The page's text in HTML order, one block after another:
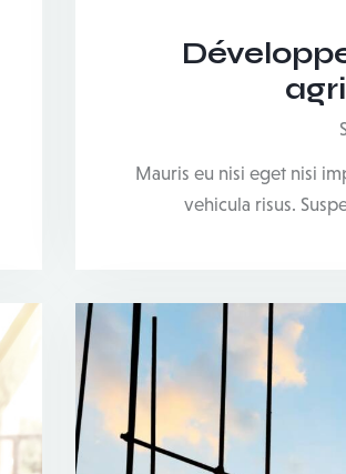
Mauris eu nisi eget nisi
vehicula risus.